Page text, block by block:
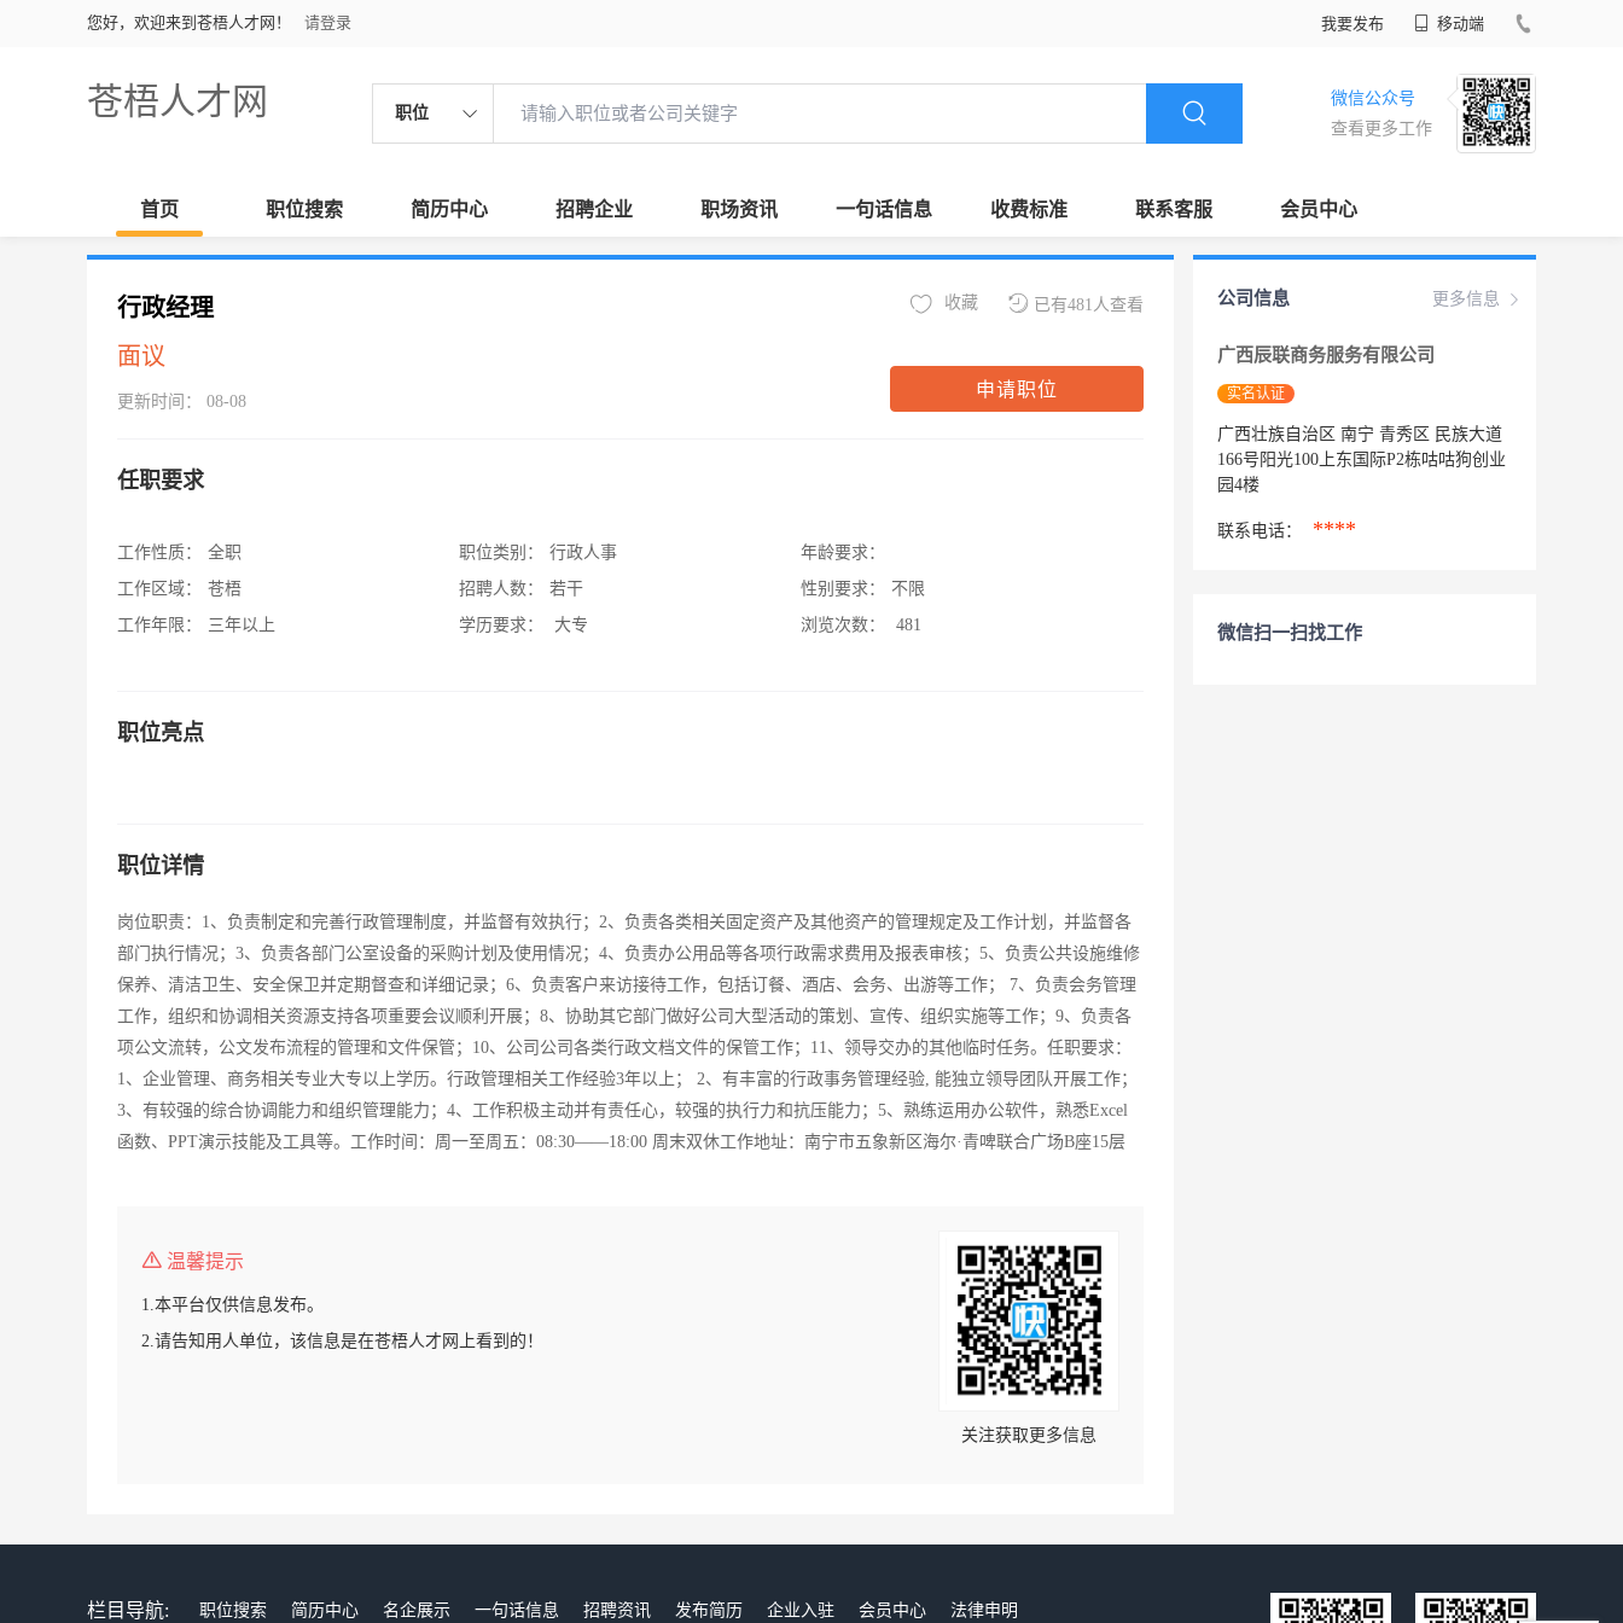
您好，欢迎来到苍梧人才网！ 请登录 我要发布 移动端
苍梧人才网 职位
微信公众号
查看更多工作
首页 职位搜索 简历中心 招聘企业 职场资讯 一句话信息 收费标准 联系客服 会员中心
行政经理
面议
更新时间： 08-08
已有481人查看
收藏
申请职位
任职要求
工作性质：
全职
工作区域：
苍梧
工作年限：
三年以上
职位类别：
行政人事
招聘人数：
若干
学历要求：
大专
年龄要求：
性别要求：
不限
浏览次数：
481
职位亮点
职位详情
岗位职责：1、负责制定和完善行政管理制度，并监督有效执行；2、负责各类相关固定资产及其他资产的管理规定及工作计划，并监督各
部门执行情况；3、负责各部门公室设备的采购计划及使用情况；4、负责办公用品等各项行政需求费用及报表审核；5、负责公共设施维修
保养、清洁卫生、安全保卫并定期督查和详细记录；6、负责客户来访接待工作，包括订餐、酒店、会务、出游等工作； 7、负责会务管理
工作，组织和协调相关资源支持各项重要会议顺利开展；8、协助其它部门做好公司大型活动的策划、宣传、组织实施等工作；9、负责各
项公文流转，公文发布流程的管理和文件保管；10、公司公司各类行政文档文件的保管工作；11、领导交办的其他临时任务。任职要求：
1、企业管理、商务相关专业大专以上学历。行政管理相关工作经验3年以上； 2、有丰富的行政事务管理经验, 能独立领导团队开展工作；
3、有较强的综合协调能力和组织管理能力；4、工作积极主动并有责任心，较强的执行力和抗压能力；5、熟练运用办公软件，熟悉Excel
函数、PPT演示技能及工具等。工作时间：周一至周五：08:30——18:00 周末双休工作地址：南宁市五象新区海尔·青啤联合广场B座15层
温馨提示
1.本平台仅供信息发布。
2.请告知用人单位，该信息是在苍梧人才网上看到的！
关注获取更多信息
更多信息
公司信息
广西辰联商务服务有限公司
实名认证
广西壮族自治区 南宁 青秀区 民族大道
166号阳光100上东国际P2栋咕咕狗创业
园4楼
联系电话： ****
微信扫一扫找工作
栏目导航: 职位搜索 简历中心 名企展示 一句话信息 招聘资讯 发布简历 企业入驻 会员中心 法律申明